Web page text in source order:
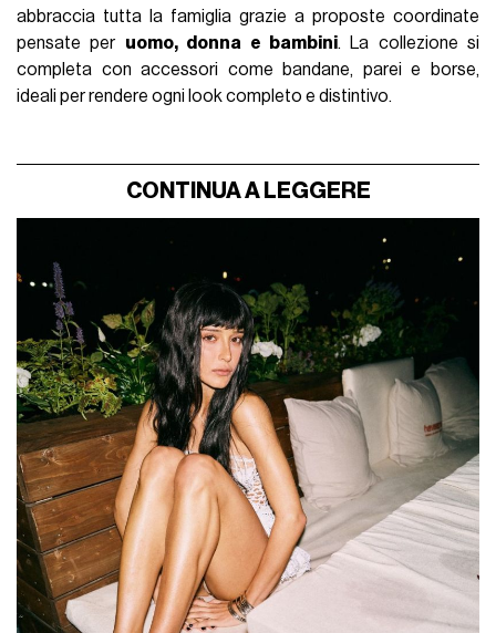
abbraccia tutta la famiglia grazie a proposte coordinate
pensate per uomo, donna e bambini. La collezione si
completa con accessori come bandane, parei e borse,
ideali per rendere ogni look completo e distintivo.
CONTINUA A LEGGERE